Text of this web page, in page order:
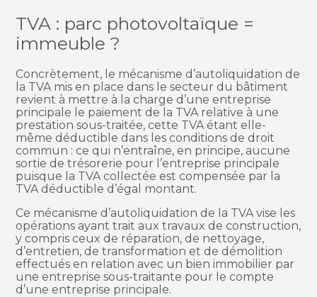
TVA : parc photovoltaïque =
immeuble ?
Concrètement, le mécanisme d’autoliquidation de
la TVA mis en place dans le secteur du bâtiment
revient à mettre à la charge d’une entreprise
principale le paiement de la TVA relative à une
prestation sous-traitée, cette TVA étant elle-
même déductible dans les conditions de droit
commun : ce qui n’entraîne, en principe, aucune
sortie de trésorerie pour l’entreprise principale
puisque la TVA collectée est compensée par la
TVA déductible d’égal montant.
Ce mécanisme d’autoliquidation de la TVA vise les
opérations ayant trait aux travaux de construction,
y compris ceux de réparation, de nettoyage,
d’entretien, de transformation et de démolition
effectués en relation avec un bien immobilier par
une entreprise sous-traitante pour le compte
d’une entreprise principale.